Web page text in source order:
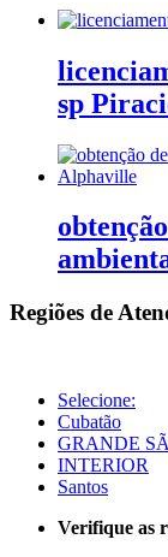
sp
Regiões de
Selecione:
Cubatão
GRANDE
INTERIOR
Santos
Verifique as